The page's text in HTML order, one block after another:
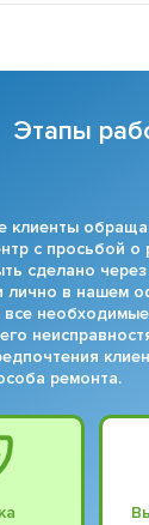
Этапы
клиенты
с просьбой о
сделано через
лично в нашем
все
ремонта.